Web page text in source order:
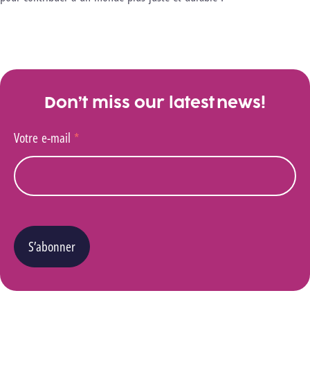
Lancer la vidéo
Don’t miss our latest news!
Votre e-mail *
S’abonner